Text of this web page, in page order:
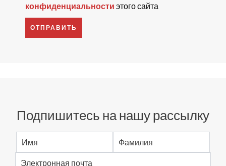
конфиденциальности этого сайта
ОТПРАВИТЬ
Подпишитесь на нашу рассылку